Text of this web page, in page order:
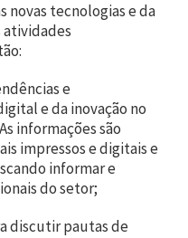
novas tecnologias e da
atividades
e
e da inovação no
informações são
impressos e digitais e
informar e
do setor;
discutir pautas de